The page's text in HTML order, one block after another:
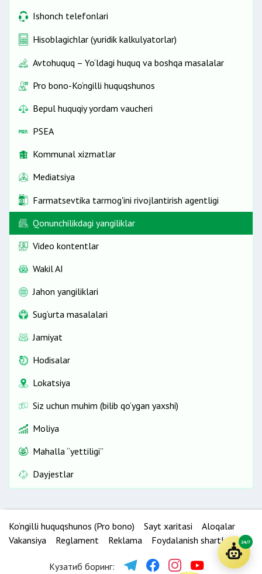
Ishonch telefonlari
Hisoblagichlar (yuridik kalkulyatorlar)
Avtohuquq – Yo‘ldagi huquq va boshqa masalalar
Pro bono-Ko‘ngilli huquqshunos
Bepul huquqiy yordam vaucheri
PSEA
Kommunal xizmatlar
Mediatsiya
Farmatsevtika tarmog'ini rivojlantirish agentligi
Qonunchilikdagi yangiliklar
Video kontentlar
Wakil AI
Jahon yangiliklari
Sug‘urta masalalari
Jamiyat
Hodisalar
Lokatsiya
Siz uchun muhim (bilib qo‘ygan yaxshi)
Moliya
Mahalla “yettiligi”
Dayjestlar
Ko‘ngilli huquqshunos (Pro bono) Sayt xaritasi
Aloqalar
Vakansiya
Reglament Reklama Foydalanish shartlari
Кузатиб боринг:
24/7